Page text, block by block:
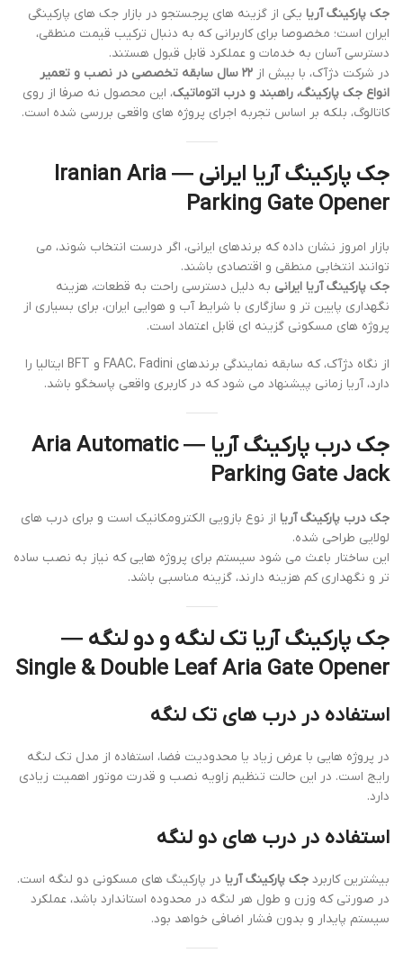
جک پارکینگ آریا یکی از گزینه های پرجستجو در بازار جک های پارکینگی
ایران است؛ مخصوصا برای کاربرانی که به دنبال ترکیب قیمت منطقی،
دسترسی آسان به خدمات و عملکرد قابل قبول هستند.
در شرکت دژآک، با بیش از
۲۲ سال سابقه تخصصی در نصب و تعمیر
انواع جک پارکینگ، راهبند و درب اتوماتیک، این محصول نه صرفا از روی
کاتالوگ، بلکه بر اساس تجربه اجرای پروژه های واقعی بررسی شده است.
جک پارکینگ آریا ایرانی — Iranian Aria
Parking Gate Opener
بازار امروز نشان داده که برندهای ایرانی، اگر درست انتخاب شوند، می
توانند انتخابی منطقی و اقتصادی باشند.
جک پارکینگ آریا ایرانی به دلیل دسترسی راحت به قطعات، هزینه
نگهداری پایین تر و سازگاری با شرایط آب و هوایی ایران، برای بسیاری از
پروژه های مسکونی گزینه ای قابل اعتماد است.
از نگاه دژآک، که سابقه نمایندگی برندهای FAAC، Fadini و BFT ایتالیا را
دارد، آریا زمانی پیشنهاد می شود که در کاربری واقعی پاسخگو باشد.
جک درب پارکینگ آریا — Aria Automatic
Parking Gate Jack
جک درب پارکینگ آریا از نوع بازویی الکترومکانیک است و برای درب های
لولایی طراحی شده.
این ساختار باعث می شود سیستم برای پروژه هایی که نیاز به نصب ساده
تر و نگهداری کم هزینه دارند، گزینه مناسبی باشد.
جک پارکینگ آریا تک لنگه و دو لنگه —
Single & Double Leaf Aria Gate Opener
استفاده در درب های تک لنگه
در پروژه هایی با عرض زیاد یا محدودیت فضا، استفاده از مدل تک لنگه
رایج است. در این حالت تنظیم زاویه نصب و قدرت موتور اهمیت زیادی
دارد.
استفاده در درب های دو لنگه
بیشترین کاربرد جک پارکینگ آریا در پارکینگ های مسکونی دو لنگه است.
در صورتی که وزن و طول هر لنگه در محدوده استاندارد باشد، عملکرد
سیستم پایدار و بدون فشار اضافی خواهد بود.